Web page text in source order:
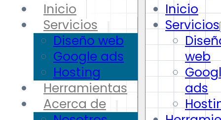
Inicio
Servicios
Diseño web
Google ads
Hosting
Herramientas
Acerca de
Inicio
Servicios
web
ads